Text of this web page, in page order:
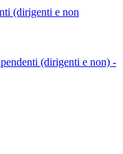
(dirigenti e non
(dirigenti e non) -